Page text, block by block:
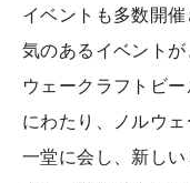
イベントも多数開
気のあるイベント
ウェークラフトビ
にわたり、ノルウ
一堂に会し、新しい